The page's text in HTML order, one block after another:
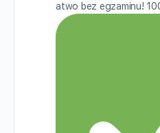
atwo bez egzaminu!